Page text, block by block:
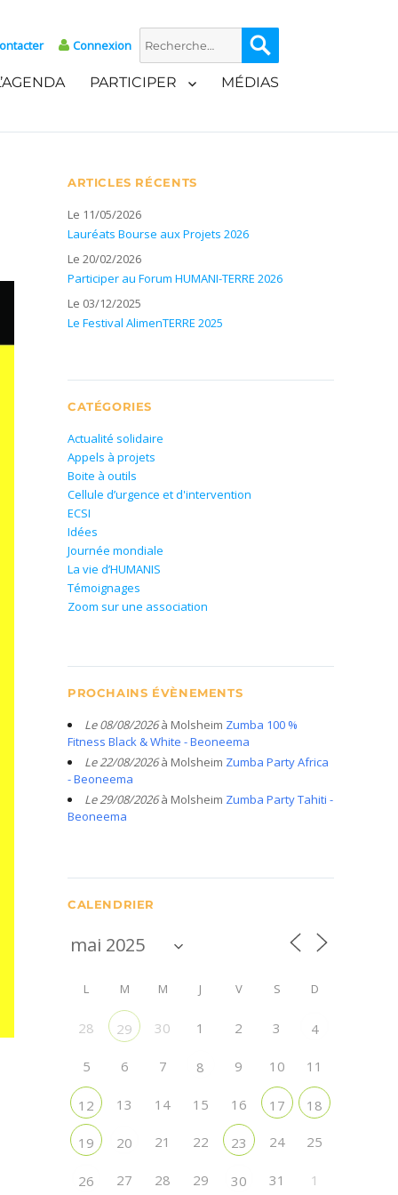
Connexion
Recherche
pour :
PARTICIPER MÉDIAS
ARTICLES RÉCENTS
Le 11/05/2026
Lauréats Bourse aux Projets 2026
Le 20/02/2026
Participer au Forum HUMANI-TERRE 2026
Le 03/12/2025
Le Festival AlimenTERRE 2025
CATÉGORIES
Actualité solidaire
Appels à projets
Boite à outils
Cellule d’urgence et d'intervention
ECSI
Idées
Journée mondiale
La vie d’HUMANIS
Témoignages
Zoom sur une association
PROCHAINS ÉVÈNEMENTS
Le 08/08/2026à Molsheim Zumba 100 %
Fitness Black & White - Beoneema
Le 22/08/2026à Molsheim Zumba Party Africa
- Beoneema
Le 29/08/2026à Molsheim Zumba Party Tahiti -
Beoneema
CALENDRIER
L M M J V S D
28 29 30 1 2 3 4
5 6 7 8 9 10 11
12 13 14 15 16 17 18
19 20 21 22 23 24 25
26 27 28 29 30 31 1